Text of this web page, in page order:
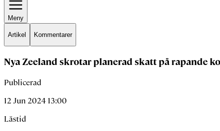
Meny
Artikel Kommentarer
Nya Zeeland skrotar planerad skatt på rapande
Publicerad
12 Jun 2024 13:00
Lästid